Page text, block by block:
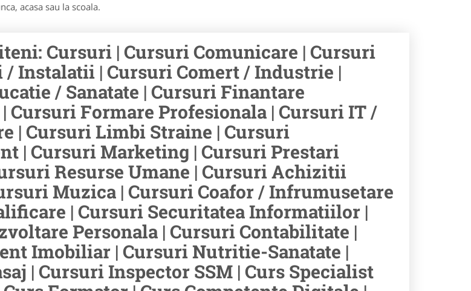
acasa sau la scoala.
Cursuri | Cursuri Comunicare | Cursuri
Instalatii | Cursuri Comert / Industrie |
/ Sanatate | Cursuri Finantare
Cursuri Formare Profesionala | Cursuri IT /
| Cursuri Limbi Straine | Cursuri
| Cursuri Marketing | Cursuri Prestari
Resurse Umane | Cursuri Achizitii
Muzica | Cursuri Coafor / Infrumusetare
| Cursuri Securitatea Informatiilor |
Personala | Cursuri Contabilitate |
Imobiliar | Cursuri Nutritie-Sanatate |
| Cursuri Inspector SSM | Curs Specialist